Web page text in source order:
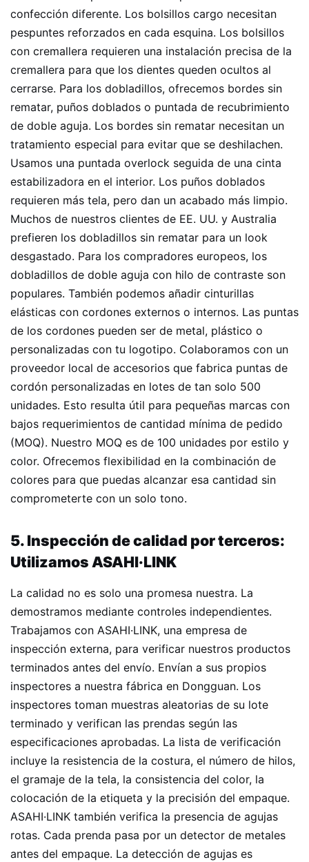
confección diferente. Los bolsillos cargo necesitan
pespuntes reforzados en cada esquina. Los bolsillos
con cremallera requieren una instalación precisa de la
cremallera para que los dientes queden ocultos al
cerrarse. Para los dobladillos, ofrecemos bordes sin
rematar, puños doblados o puntada de recubrimiento
de doble aguja. Los bordes sin rematar necesitan un
tratamiento especial para evitar que se deshilachen.
Usamos una puntada overlock seguida de una cinta
estabilizadora en el interior. Los puños doblados
requieren más tela, pero dan un acabado más limpio.
Muchos de nuestros clientes de EE. UU. y Australia
prefieren los dobladillos sin rematar para un look
desgastado. Para los compradores europeos, los
dobladillos de doble aguja con hilo de contraste son
populares. También podemos añadir cinturillas
elásticas con cordones externos o internos. Las puntas
de los cordones pueden ser de metal, plástico o
personalizadas con tu logotipo. Colaboramos con un
proveedor local de accesorios que fabrica puntas de
cordón personalizadas en lotes de tan solo 500
unidades. Esto resulta útil para pequeñas marcas con
bajos requerimientos de cantidad mínima de pedido
(MOQ). Nuestro MOQ es de 100 unidades por estilo y
color. Ofrecemos flexibilidad en la combinación de
colores para que puedas alcanzar esa cantidad sin
comprometerte con un solo tono.
5. Inspección de calidad por terceros:
Utilizamos ASAHI·LINK
La calidad no es solo una promesa nuestra. La
demostramos mediante controles independientes.
Trabajamos con ASAHI·LINK, una empresa de
inspección externa, para verificar nuestros productos
terminados antes del envío. Envían a sus propios
inspectores a nuestra fábrica en Dongguan. Los
inspectores toman muestras aleatorias de su lote
terminado y verifican las prendas según las
especificaciones aprobadas. La lista de verificación
incluye la resistencia de la costura, el número de hilos,
el gramaje de la tela, la consistencia del color, la
colocación de la etiqueta y la precisión del empaque.
ASAHI·LINK también verifica la presencia de agujas
rotas. Cada prenda pasa por un detector de metales
antes del empaque. La detección de agujas es